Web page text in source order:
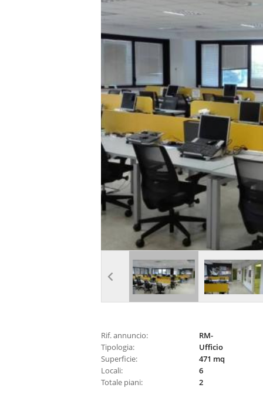
Rif. annuncio:
RM-
Tipologia:
Ufficio
Superficie:
471 mq
Locali:
6
Totale piani:
2